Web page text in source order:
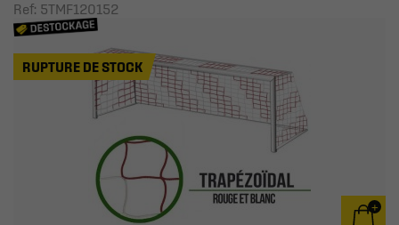
Ref: 5TMF120152
RUPTURE DE STOCK